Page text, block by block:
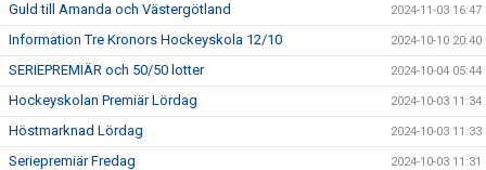
Guld till Amanda och Västergötland 2024-11-03 16:47
Information Tre Kronors Hockeyskola 12/10 2024-10-10 20:40
SERIEPREMIÄR och 50/50 lotter 2024-10-04 05:44
Hockeyskolan Premiär Lördag 2024-10-03 11:34
Höstmarknad Lördag 2024-10-03 11:33
Seriepremiär Fredag 2024-10-03 11:31